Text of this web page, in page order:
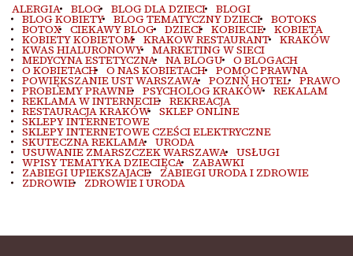
ALERGIA BLOG BLOG DLA DZIECI BLOGI
BLOG KOBIETY BLOG TEMATYCZNY DZIECI BOTOKS
BOTOX CIEKAWY BLOG DZIECI KOBIECIE KOBIETA
KOBIETY KOBIETOM KRAKOW RESTAURANT KRAKÓW
KWAS HIALURONOWY MARKETING W SIECI
MEDYCYNA ESTETYCZNA NA BLOGU O BLOGACH
O KOBIETACH O NAS KOBIETACH POMOC PRAWNA
POWIĘKSZANIE UST WARSZAWA POZNŃ HOTEL PRAWO
PROBLEMY PRAWNE PSYCHOLOG KRAKÓW REKALAM
REKLAMA W INTERNECIE REKREACJA
RESTAURACJA KRAKÓW SKLEP ONLINE
SKLEPY INTERNETOWE
SKLEPY INTERNETOWE CZEŚCI ELEKTRYCZNE
SKUTECZNA REKLAMA URODA
USUWANIE ZMARSZCZEK WARSZAWA USŁUGI
WPISY TEMATYKA DZIECIĘCA ZABAWKI
ZABIEGI UPIEKSZAJACE ZABIEGI URODA I ZDROWIE
ZDROWIE ZDROWIE I URODA